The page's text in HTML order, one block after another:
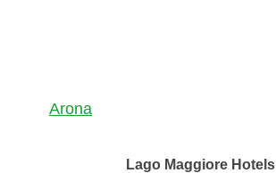
Arona
Lago Maggiore Hotels